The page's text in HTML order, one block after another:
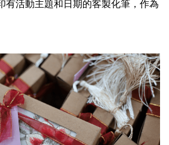
有活動主題和日期的客製化筆，作為